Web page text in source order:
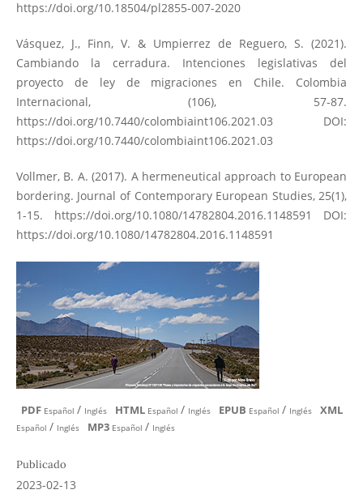
https://doi.org/10.18504/pl2855-007-2020
Vásquez, J., Finn, V. & Umpierrez de Reguero, S. (2021).
Cambiando la cerradura. Intenciones legislativas del
proyecto de ley de migraciones en Chile. Colombia
Internacional, (106), 57-87.
https://doi.org/10.7440/colombiaint106.2021.03 DOI:
https://doi.org/10.7440/colombiaint106.2021.03
Vollmer, B. A. (2017). A hermeneutical approach to European
bordering. Journal of Contemporary European Studies, 25(1),
1-15. https://doi.org/10.1080/14782804.2016.1148591
DOI:
https://doi.org/10.1080/14782804.2016.1148591
PDF Español / Inglés HTML Español / Inglés EPUB Español / Inglés XML
Español / Inglés MP3 Español / Inglés
Publicado
2023-02-13